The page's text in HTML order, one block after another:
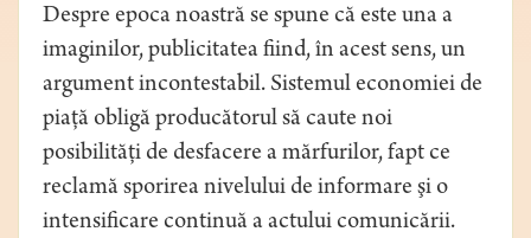
Despre epoca noastră se spune că este una a
imaginilor, publicitatea fiind, în acest sens, un
argument incontestabil. Sistemul economiei de
piaţă obligă producătorul să caute noi
posibilităţi de desfacere a mărfurilor, fapt ce
reclamă sporirea nivelului de informare şi o
intensificare continuă a actului comunicării.